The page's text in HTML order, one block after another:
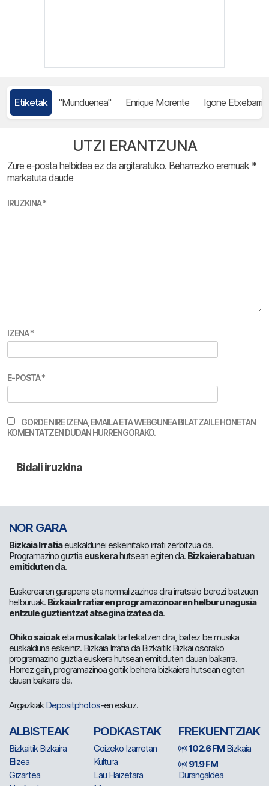
Etiketak "Munduenea" Enrique Morente Igone Etxebarria
UTZI ERANTZUNA
Zure e-posta helbidea ez da argitaratuko. Beharrezko eremuak *
markatuta daude
IRUZKINA*
IZENA*
E-POSTA*
GORDE NIRE IZENA, EMAILA ETA WEBGUNEA BILATZAILE HONETAN
KOMENTATZEN DUDAN HURRENGORAKO.
NOR GARA
Bizkaia Irratiaeuskaldunei eskeinitako irrati zerbitzua da.
Programazino guztia euskerahutsean egiten da. Bizkaiera batuan
emitiduten da.
Euskerearen garapena eta normalizazinoa dira irratsaio berezi batzuen
helburuak. Bizkaia Irratiaren programazinoaren helburu nagusia
entzule guztientzat atsegina izatea da.
Ohiko saioaketa musikalaktartekatzen dira, batez be musika
euskalduna eskeiniz. Bizkaia Irratia da Bizkaitik Bizkai osorako
programazino guztia euskera hutsean emitiduten dauan bakarra.
Horrez gain, programazinoa goitik behera bizkaiera hutsean egiten
dauan bakarra da.
ArgazkiakDepositphotos-en eskuz.
ALBISTEAK
Bizkaitik Bizkaira
Elizea
Gizartea
PODKASTAK
Goizeko Izarretan
Kultura
Lau Haizetara
FREKUENTZIAK
102.6 FM Bizkaia
91.9 FM
Durangaldea